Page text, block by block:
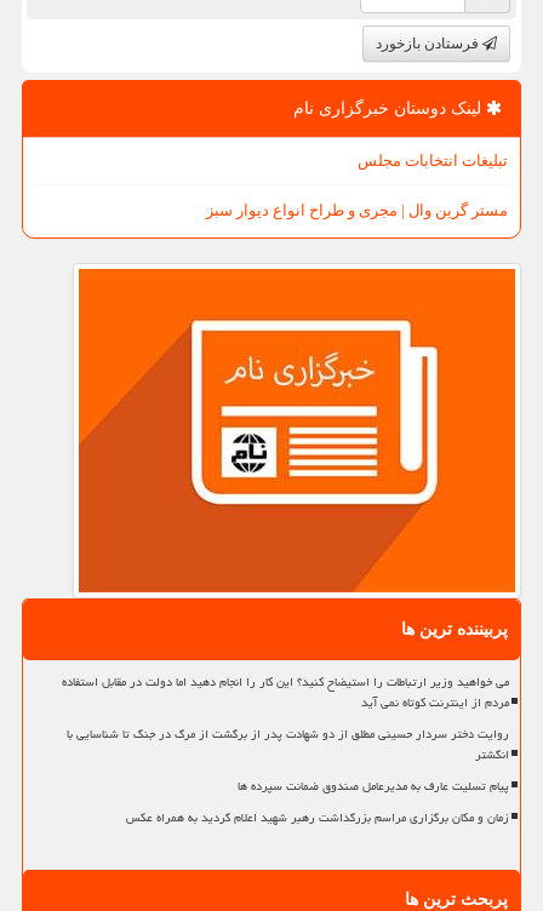
فرستادن بازخورد
لینک دوستان خبرگزاری نام
تبلیغات انتخابات مجلس
مستر گرین وال | مجری و طراح انواع دیوار سبز
پربیننده ترین ها
می خواهید وزیر ارتباطات را استیضاح کنید؟ این کار را انجام دهید اما دولت در مقابل استفاده
مردم از اینترنت کوتاه نمی آید
روایت دختر سردار حسینی مطلق از دو شهادت پدر از برگشت از مرگ در جنگ تا شناسایی با
انگشتر
پیام تسلیت عارف به مدیرعامل صندوق ضمانت سپرده ها
زمان و مکان برگزاری مراسم بزرگداشت رهبر شهید اعلام گردید به همراه عکس
پربحث ترین ها